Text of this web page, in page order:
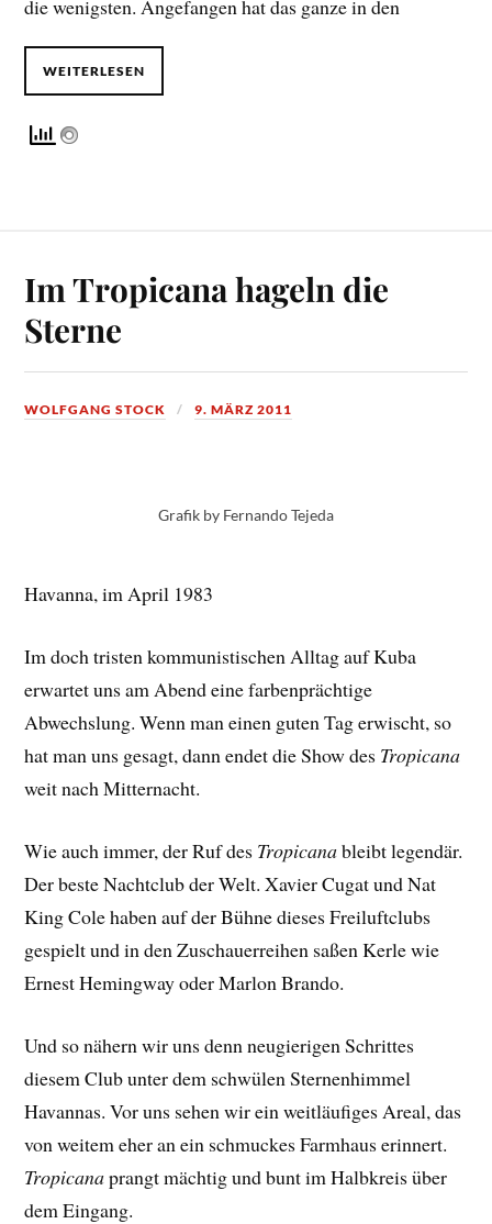
die wenigsten. Angefangen hat das ganze in den
WEITERLESEN
Im Tropicana hageln die
Sterne
WOLFGANG STOCK 9. MÄRZ 2011
Grafik by Fernando Tejeda
Havanna, im April 1983
Im doch tristen kommunistischen Alltag auf Kuba
erwartet uns am Abend eine farbenprächtige
Abwechslung. Wenn man einen guten Tag erwischt, so
hat man uns gesagt, dann endet die Show des Tropicana
weit nach Mitternacht.
Wie auch immer, der Ruf des Tropicanableibt legendär.
Der beste Nachtclub der Welt. Xavier Cugat und Nat
King Cole haben auf der Bühne dieses Freiluftclubs
gespielt und in den Zuschauerreihen saßen Kerle wie
Ernest Hemingway oder Marlon Brando.
Und so nähern wir uns denn neugierigen Schrittes
diesem Club unter dem schwülen Sternenhimmel
Havannas. Vor uns sehen wir ein weitläufiges Areal, das
von weitem eher an ein schmuckes Farmhaus erinnert.
Tropicanaprangt mächtig und bunt im Halbkreis über
dem Eingang.